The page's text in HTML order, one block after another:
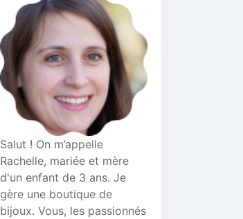
Salut ! On m’appelle
Rachelle, mariée et mère
d'un enfant de 3 ans. Je
gère une boutique de
bijoux. Vous, les passionnés